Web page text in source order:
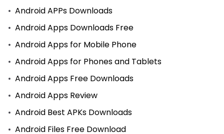
Android APPs Downloads
Android Apps Downloads Free
Android Apps for Mobile Phone
Android Apps for Phones and Tablets
Android Apps Free Downloads
Android Apps Review
Android Best APKs Downloads
Android Files Free Download